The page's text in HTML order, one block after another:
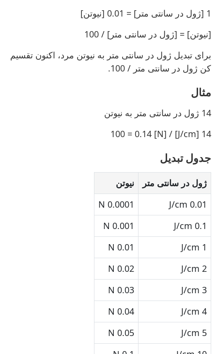
1 [ژول در سانتی متر] = 0.01 [نیوتن]
[نیوتن] = [ژول در سانتی متر] / 100
برای تبدیل ژول در سانتی متر به نیوتن مرد، اکنون تقسیم
کن ژول در سانتی متر / 100.
مثال
14 ژول در سانتی متر به نیوتن
14 [J/cm] / 100 = 0.14 [N]
جدول تبدیل
ژول در سانتی متر
نیوتن
0.01 J/cm
0.0001 N
0.1 J/cm
0.001 N
1 J/cm
0.01 N
2 J/cm
0.02 N
3 J/cm
0.03 N
4 J/cm
0.04 N
5 J/cm
0.05 N